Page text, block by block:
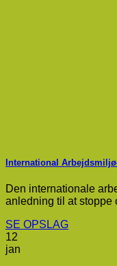
International
Den internationale
anledning til at stoppe
SE OPSLAG
12
jan